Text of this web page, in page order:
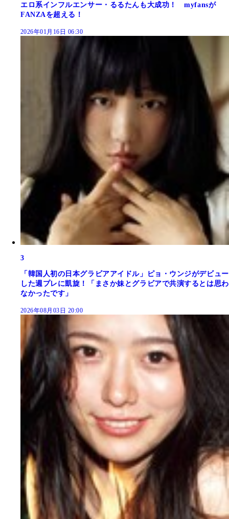
エロ系インフルエンサー・るるたんも大成功！ myfansが
FANZAを超える！
2026年01月16日 06:30
3
「韓国人初の日本グラビアアイドル」ピョ・ウンジがデビュー
した週プレに凱旋！「まさか妹とグラビアで共演するとは思わ
なかったです」
2026年08月03日 20:00